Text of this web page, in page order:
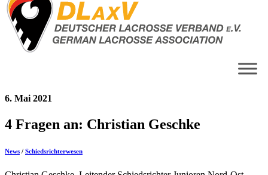
6. Mai 2021
4 Fragen an: Christian Geschke
News / Schiedsrichterwesen